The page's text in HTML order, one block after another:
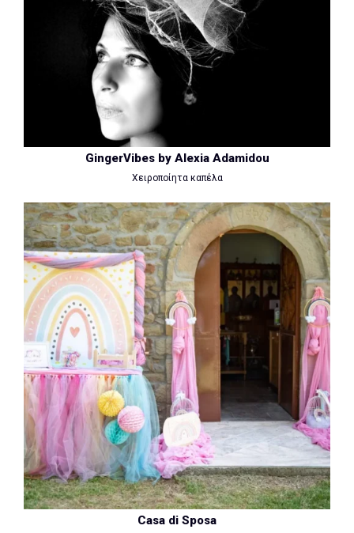
GingerVibes by Alexia Adamidou
Χειροποίητα καπέλα
Casa di Sposa